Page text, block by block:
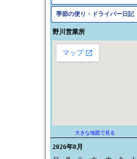
季節の便り・ドライバー日記
野川営業所
大きな地図で見る
2026年8月